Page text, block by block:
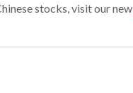
stocks, visit our new